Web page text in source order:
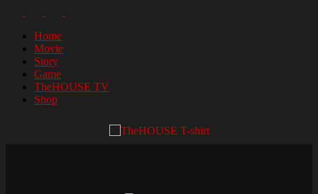
Home
Movie
Story
Game
TheHOUSE TV
Shop